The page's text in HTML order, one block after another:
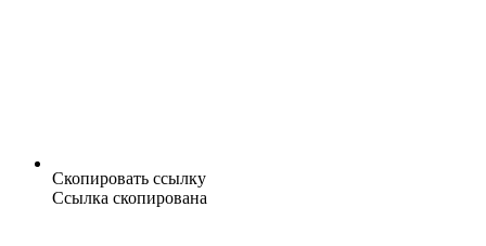
Скопировать ссылку
Ссылка скопирована